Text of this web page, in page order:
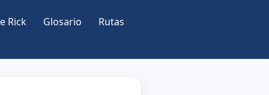
Rick Glosario Rutas